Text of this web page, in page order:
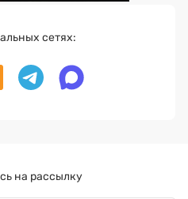
сетях:
на рассылку